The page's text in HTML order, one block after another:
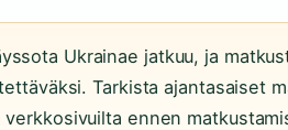
Ukrainae jatkuu, ja
Tarkista ajantasaiset
ennen